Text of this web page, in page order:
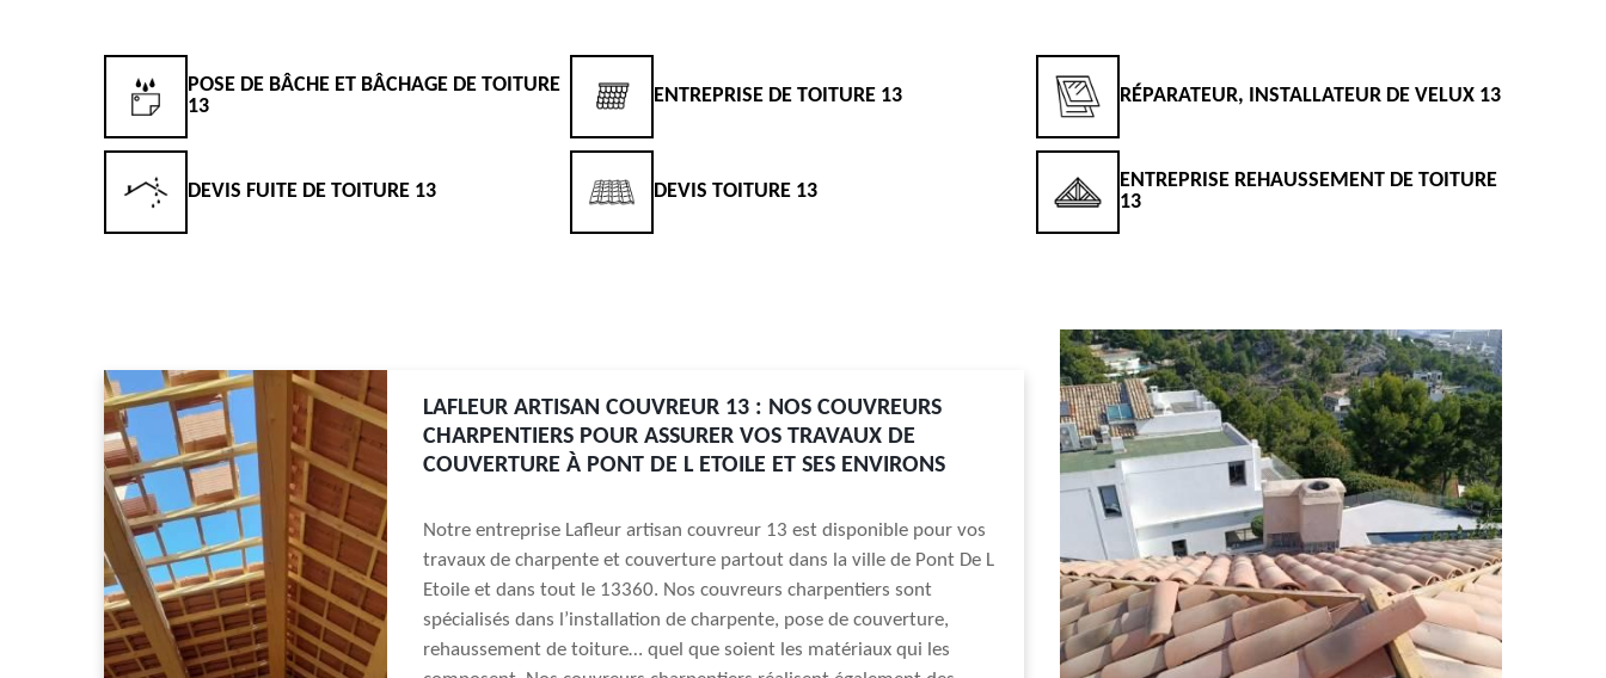
POSE DE BÂCHE ET BÂCHAGE DE TOITURE
13
DEVIS FUITE DE TOITURE 13
ENTREPRISE DE TOITURE 13
DEVIS TOITURE 13
RÉPARATEUR, INSTALLATEUR DE VELUX 13
ENTREPRISE REHAUSSEMENT DE TOITURE
13
LAFLEUR ARTISAN COUVREUR 13 : NOS COUVREURS
CHARPENTIERS POUR ASSURER VOS TRAVAUX DE
COUVERTURE À PONT DE L ETOILE ET SES ENVIRONS
Notre entreprise Lafleur artisan couvreur 13 est disponible pour vos
travaux de charpente et couverture partout dans la ville de Pont De L
Etoile et dans tout le 13360. Nos couvreurs charpentiers sont
spécialisés dans l’installation de charpente, pose de couverture,
rehaussement de toiture… quel que soient les matériaux qui les